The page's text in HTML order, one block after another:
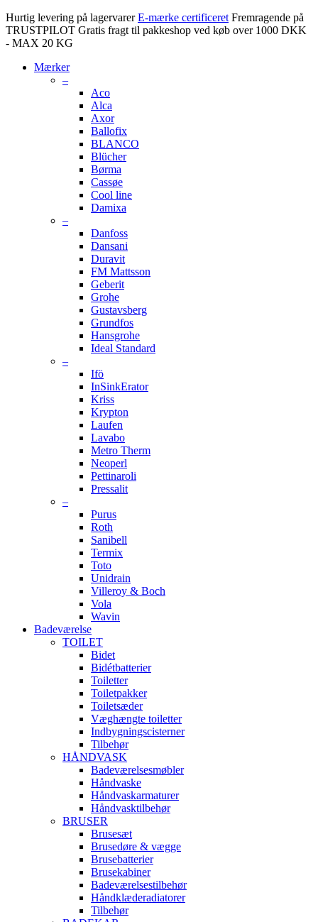
Hurtig levering på lagervarer E-mærke certificeret Fremragende på
TRUSTPILOT Gratis fragt til pakkeshop ved køb over 1000 DKK
- MAX 20 KG
Mærker
–
Aco
Alca
Axor
Ballofix
BLANCO
Blücher
Børma
Cassøe
Cool line
Damixa
–
Danfoss
Dansani
Duravit
FM Mattsson
Geberit
Grohe
Gustavsberg
Grundfos
Hansgrohe
Ideal Standard
–
Ifö
InSinkErator
Kriss
Krypton
Laufen
Lavabo
Metro Therm
Neoperl
Pettinaroli
Pressalit
–
Purus
Roth
Sanibell
Termix
Toto
Unidrain
Villeroy & Boch
Vola
Wavin
Badeværelse
TOILET
Bidet
Bidétbatterier
Toiletter
Toiletpakker
Toiletsæder
Væghængte toiletter
Indbygningscisterner
Tilbehør
HÅNDVASK
Badeværelsesmøbler
Håndvaske
Håndvaskarmaturer
Håndvasktilbehør
BRUSER
Brusesæt
Brusedøre & vægge
Brusebatterier
Brusekabiner
Badeværelsestilbehør
Håndklæderadiatorer
Tilbehør